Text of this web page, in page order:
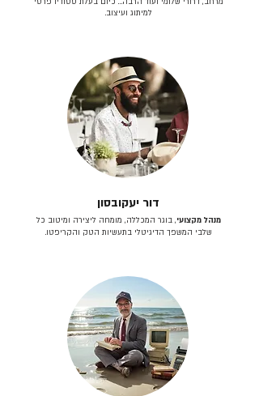
למיתוג ועיצוב.
דור יעקובסון
מנהל מקצועי, בוגר המכללה, מומחה ליצירה ומיטוב כל
שלבי המשפך הדיגיטלי בתעשיות הטק והקריפטו.